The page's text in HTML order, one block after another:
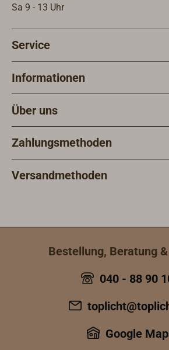
Sa 9 - 13 Uhr
Service
Informationen
Über uns
Zahlungsmethoden
Versandmethoden
Bestellung, Beratung
040 - 88 90
Google